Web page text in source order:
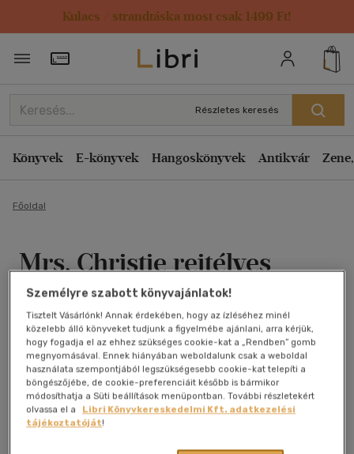
Kulacs / strandtáska most csak 1499 Ft!
Törzsvásárlói Kártya adatai
Részletes keresés
Könyvek E-könyvek Hangoskönyvek Antikvár
Főoldal
Mrs. Christie rejtélyes
eltűnése
Marie Benedict
Antikvár könyv (3db)
További formátumok
Személyre szabott könyvajánlatok!
Tisztelt Vásárlónk! Annak érdekében, hogy az ízléséhez minél
közelebb álló könyveket tudjunk a figyelmébe ajánlani, arra kérjük,
hogy fogadja el az ehhez szükséges cookie-kat a „Rendben” gomb
megnyomásával. Ennek hiányában weboldalunk csak a weboldal
használata szempontjából legszükségesebb cookie-kat telepíti a
böngészőjébe, de cookie-preferenciáit később is bármikor
módosíthatja a Süti beállítások menüpontban. További részletekért
olvassa el a
Libri Könyvkereskedelmi Kft. adatkezelési
tájékoztatóját!